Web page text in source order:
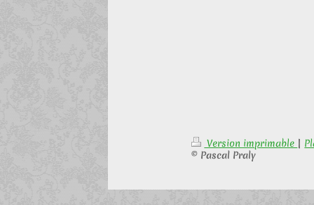
Version imprimable |
© Pascal Praly